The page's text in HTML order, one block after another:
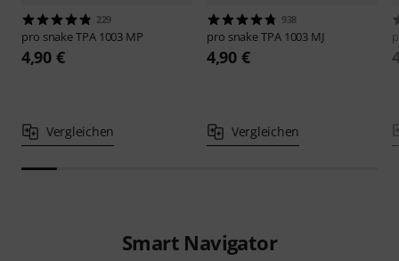
229
pro snakeTPA 1003 MP
4,90 €
Vergleichen
938
pro snakeTPA 1003 MJ
4,90 €
Vergleichen
Smart Navigator